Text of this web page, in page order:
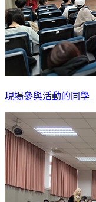
現場參與活動的同學